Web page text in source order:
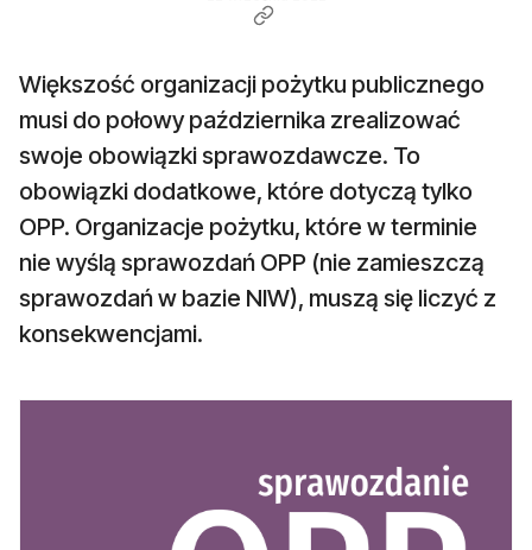
Większość organizacji pożytku publicznego
musi do połowy października zrealizować
swoje obowiązki sprawozdawcze. To
obowiązki dodatkowe, które dotyczą tylko
OPP. Organizacje pożytku, które w terminie
nie wyślą sprawozdań OPP (nie zamieszczą
sprawozdań w bazie NIW), muszą się liczyć z
konsekwencjami.